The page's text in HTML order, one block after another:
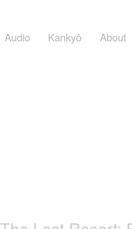
Audio Kankyō About